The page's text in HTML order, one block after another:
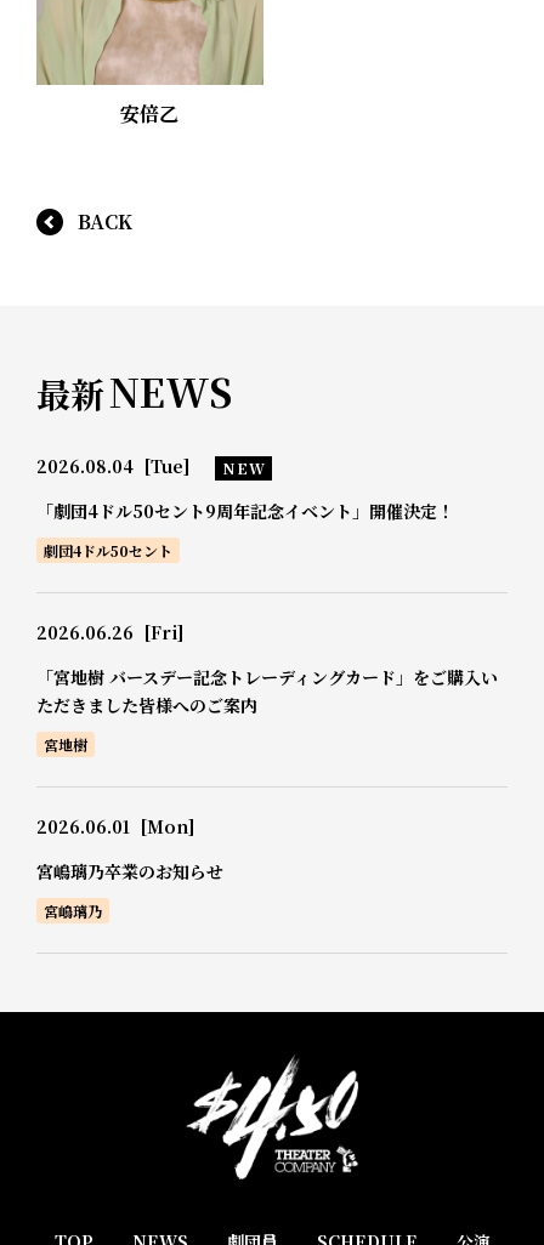
安倍乙
BACK
最新NEWS
2026.08.04 [Tue] NEW
「劇団4ドル50セント9周年記念イベント」開催決定！
劇団4ドル50セント
2026.06.26 [Fri]
「宮地樹 バースデー記念トレーディングカード」をご購入い
ただきました皆様へのご案内
宮地樹
2026.06.01 [Mon]
宮嶋璃乃卒業のお知らせ
宮嶋璃乃